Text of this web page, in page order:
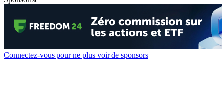
Connectez-vous pour ne plus voir de sponsors